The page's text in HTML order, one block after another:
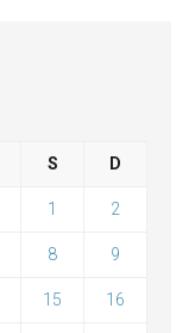
S D
1 2
8 9
15 16